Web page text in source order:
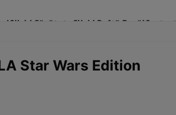
Click! Sănătate Click! Poftă Bună!Contact
Star Wars Edition